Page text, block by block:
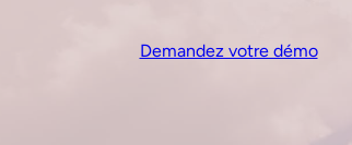
Demandez votre démo